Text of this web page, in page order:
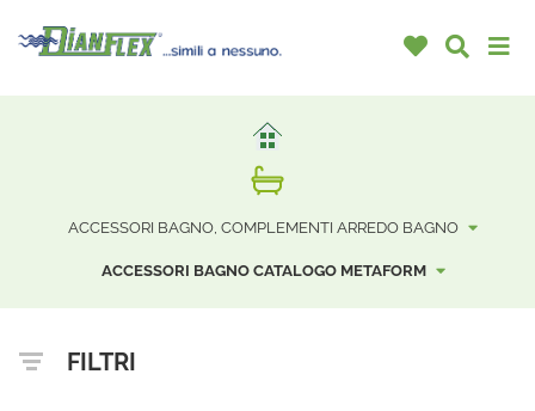
ACCESSORI BAGNO, COMPLEMENTI ARREDO BAGNO
ACCESSORI BAGNO CATALOGO METAFORM
FILTRI